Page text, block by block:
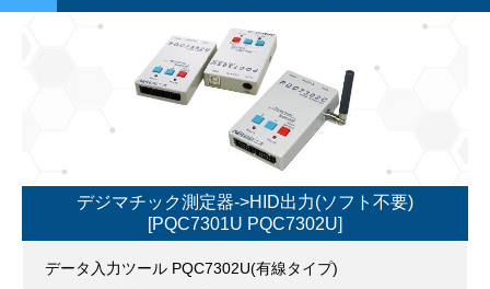
デジマチック測定器->HID出力(ソフト不要)
[PQC7301U PQC7302U]
データ入力ツール PQC7302U(有線タイプ)